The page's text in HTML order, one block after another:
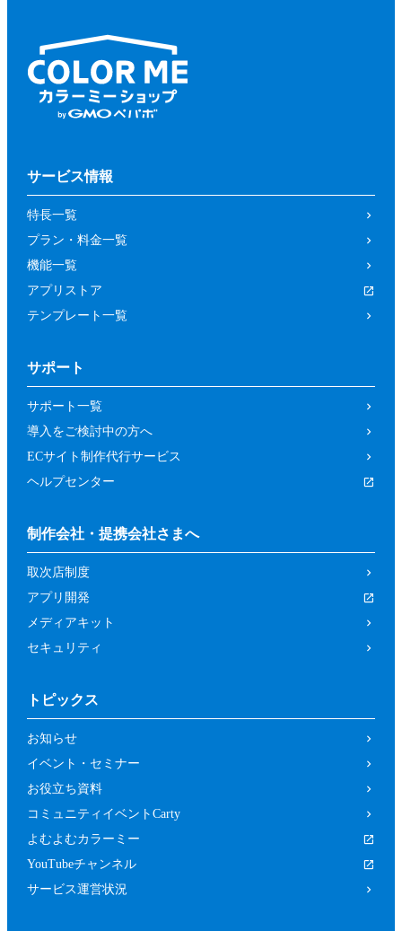
サービス情報
特長一覧
プラン・料金一覧
機能一覧
アプリストア
テンプレート一覧
サポート
サポート一覧
導入をご検討中の方へ
ECサイト制作代行サービス
ヘルプセンター
制作会社・提携会社さまへ
取次店制度
アプリ開発
メディアキット
セキュリティ
トピックス
お知らせ
イベント・セミナー
お役立ち資料
コミュニティイベントCarty
よむよむカラーミー
YouTubeチャンネル
サービス運営状況